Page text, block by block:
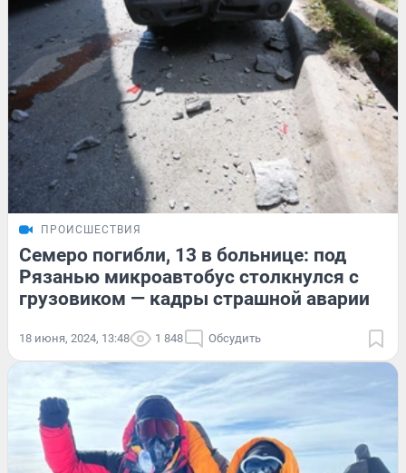
ПРОИСШЕСТВИЯ
Семеро погибли, 13 в больнице: под
Рязанью микроавтобус столкнулся с
грузовиком — кадры страшной аварии
18 июня, 2024, 13:48 1 848 Обсудить